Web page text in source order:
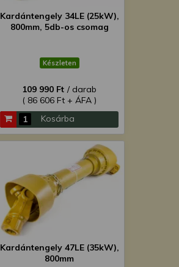
Kardántengely 34LE (25kW),
800mm, 5db-os csomag
Készleten
109 990 Ft / darab
( 86 606 Ft + ÁFA )
Kosárba
Kardántengely 47LE (35kW),
800mm